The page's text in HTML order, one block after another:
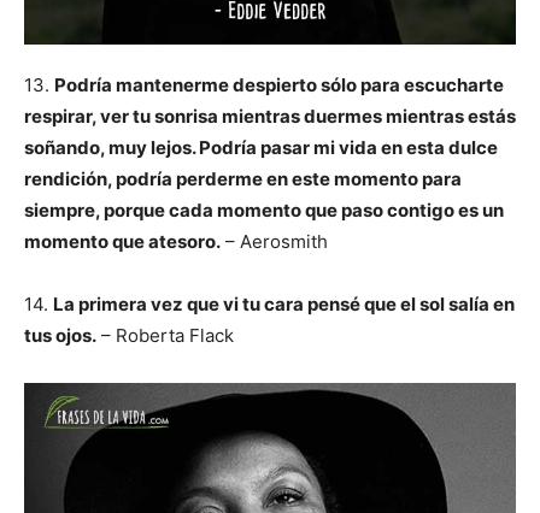
13. Podría mantenerme despierto sólo para escucharte
respirar, ver tu sonrisa mientras duermes mientras estás
soñando, muy lejos. Podría pasar mi vida en esta dulce
rendición, podría perderme en este momento para
siempre, porque cada momento que paso contigo es un
momento que atesoro. – Aerosmith
14. La primera vez que vi tu cara pensé que el sol salía en
tus ojos. – Roberta Flack